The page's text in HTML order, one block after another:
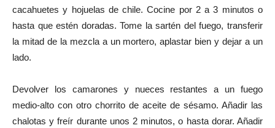
cacahuetes y hojuelas de chile. Cocine por 2 a 3 minutos o
hasta que estén doradas. Tome la sartén del fuego, transferir
la mitad de la mezcla a un mortero, aplastar bien y dejar a un
lado.
Devolver los camarones y nueces restantes a un fuego
medio-alto con otro chorrito de aceite de sésamo. Añadir las
chalotas y freír durante unos 2 minutos, o hasta dorar. Añadir